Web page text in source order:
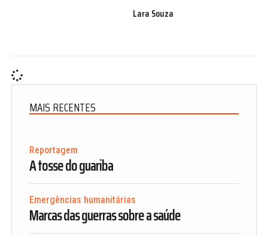
Lara Souza
MAIS RECENTES
Reportagem
A tosse do guariba
Emergências humanitárias
Marcas das guerras sobre a saúde